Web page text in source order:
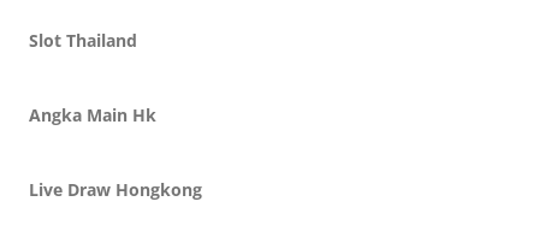
Slot Thailand
Angka Main Hk
Live Draw Hongkong